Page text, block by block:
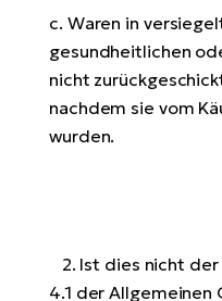
c. Waren in
gesundheitlichen
nicht
nachdem sie vom
wurden.
2. Ist dies nicht der
4.1 der Allgemeinen